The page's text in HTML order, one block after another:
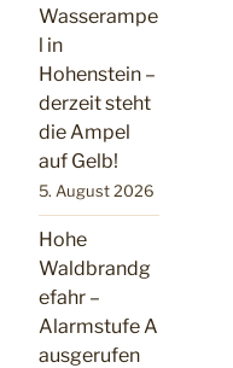
Wasserampe
l in
Hohenstein –
derzeit steht
die Ampel
auf Gelb!
5. August 2026
Hohe
Waldbrandg
efahr –
Alarmstufe A
ausgerufen